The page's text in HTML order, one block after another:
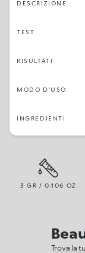
DESCRIZIONE
TEST
RISULTATI
MODO D'USO
INGREDIENTI
3 GR / 0.106 OZ
Trova la